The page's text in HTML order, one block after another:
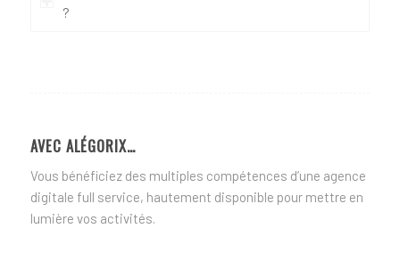
?
AVEC ALÉGORIX…
Vous bénéficiez des multiples compétences d’une agence
digitale full service, hautement disponible pour mettre en
lumière vos activités.